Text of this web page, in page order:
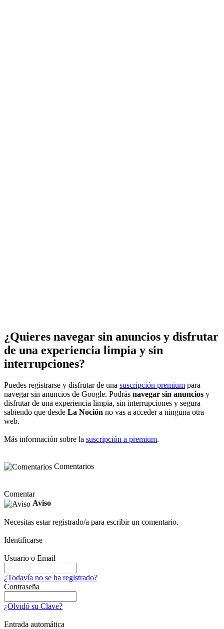
¿Quieres navegar sin anuncios y disfrutar
de una experiencia limpia y sin
interrupciones?
Puedes registrarse y disfrutar de una suscripción premium para
navegar sin anuncios de Google. Podrás navegar sin anuncios y
disfrutar de una experiencia limpia, sin interrupciones y segura
sabiendo que desde La Noción no vas a acceder a ninguna otra
web.
Más información sobre la suscripción a premium.
Comentarios
Comentar
Aviso
Necesitas estar registrado/a para escribir un comentario.
Identificarse
Usuario o Email
¿Todavía no se ha registrado?
Contraseña
¿Olvidó su Clave?
Entrada automática